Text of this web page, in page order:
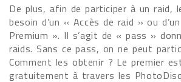
De plus, afin de participer à un raid,
besoin d’un « Accès de raid » ou
Premium ». Il s’agit de « pass »
raids. Sans ce pass, on ne peut
Comment les obtenir ? Le premier
gratuitement à travers les